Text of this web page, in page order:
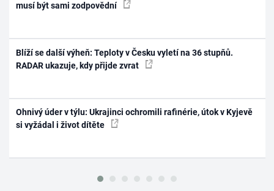
musí být sami zodpovědní
Blíží se další výheň: Teploty v Česku vyletí na 36 stupňů.
RADAR ukazuje, kdy přijde zvrat
Ohnivý úder v týlu: Ukrajinci ochromili rafinérie, útok v Kyjevě
si vyžádal i život dítěte